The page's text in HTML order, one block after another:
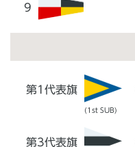
9
第1代表旗
(1st SUB)
第3代表旗